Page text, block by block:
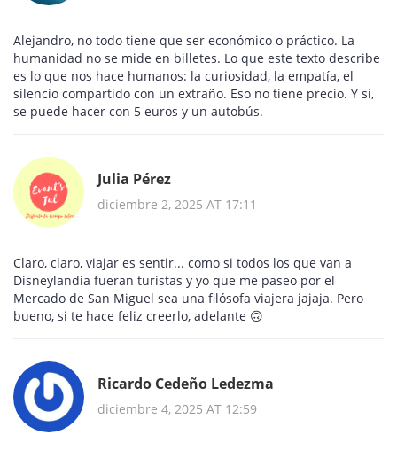
Alejandro, no todo tiene que ser económico o práctico. La
humanidad no se mide en billetes. Lo que este texto describe
es lo que nos hace humanos: la curiosidad, la empatía, el
silencio compartido con un extraño. Eso no tiene precio. Y sí,
se puede hacer con 5 euros y un autobús.
Julia Pérez
diciembre 2, 2025 AT 17:11
Claro, claro, viajar es sentir... como si todos los que van a
Disneylandia fueran turistas y yo que me paseo por el
Mercado de San Miguel sea una filósofa viajera jajaja. Pero
bueno, si te hace feliz creerlo, adelante 🙃
Ricardo Cedeño Ledezma
diciembre 4, 2025 AT 12:59